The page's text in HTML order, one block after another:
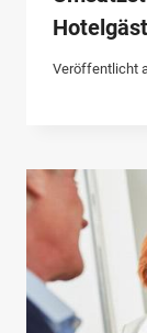
Veröffentlicht